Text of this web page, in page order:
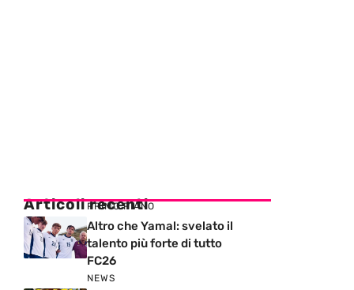
Articoli recenti
PRIMO PIANO
Altro che Yamal: svelato il
talento più forte di tutto
FC26
NEWS